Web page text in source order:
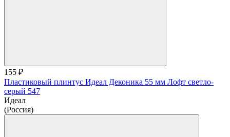
155 ₽
Пластиковый плинтус Идеал Деконика 55 мм Лофт светло-
серый 547
Идеал
(Россия)